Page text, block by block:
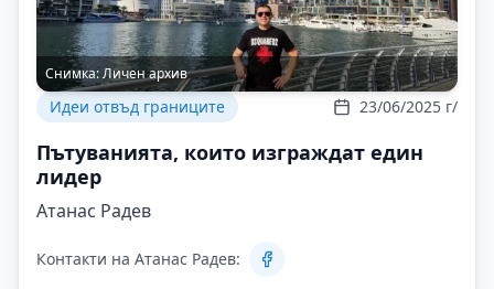
Снимка:Личен архив
Идеи отвъд границите 23/06/2025 г/
Пътуванията, които изграждат един
лидер
Атанас Радев
Контакти на Атанас Радев: